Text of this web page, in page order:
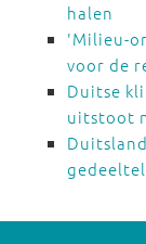
halen
'Milieu-
voor de
Duitse
uitstoot